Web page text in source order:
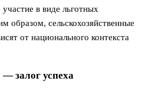
участие в виде льготных
образом, сельскохозяйственные
от национального контекста
залог успеха